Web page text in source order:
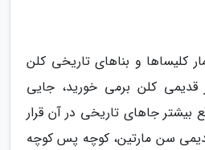
کلیساها و بناهای تاریخی کلن
کلن برمی خورید، جایی
جاهای تاریخی در آن قرار
سن مارتین، کوچه پس کوچه